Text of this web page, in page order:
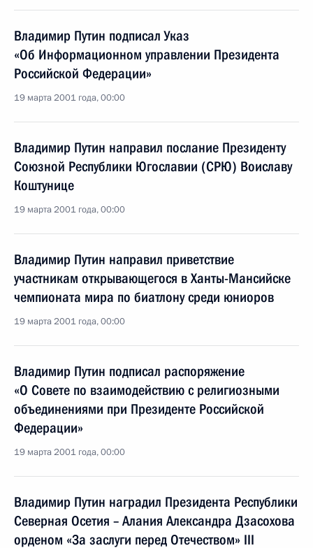
Владимир Путин подписал Указ
«Об Информационном управлении Президента
Российской Федерации»
19 марта 2001 года, 00:00
Владимир Путин направил послание Президенту
Союзной Республики Югославии (СРЮ) Воиславу
Коштунице
19 марта 2001 года, 00:00
Владимир Путин направил приветствие
участникам открывающегося в Ханты-Мансийске
чемпионата мира по биатлону среди юниоров
19 марта 2001 года, 00:00
Владимир Путин подписал распоряжение
«О Совете по взаимодействию с религиозными
объединениями при Президенте Российской
Федерации»
19 марта 2001 года, 00:00
Владимир Путин наградил Президента Республики
Северная Осетия – Алания Александра Дзасохова
орденом «За заслуги перед Отечеством» III